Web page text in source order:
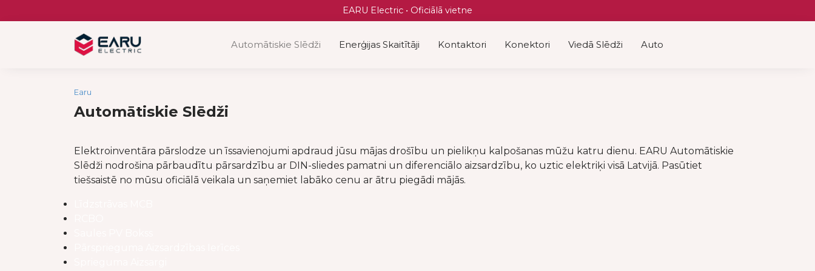
to
EARU Electric • Oficiālā vietne
Automātiskie Slēdži Enerģijas Skaitītāji Kontaktori Konektori Viedā Slēdži Auto
Earu
Automātiskie Slēdži
Elektroinventāra pārslodze un īssavienojumi apdraud jūsu mājas drošību un pielikņu kalpošanas mūžu katru dienu. EARU Automātiskie
Slēdži nodrošina pārbaudītu pārsardzību ar DIN-sliedes pamatni un diferenciālo aizsardzību, ko uztic elektriķi visā Latvijā. Pasūtiet
tiešsaistē no mūsu oficiālā veikala un saņemiet labāko cenu ar ātru piegādi mājās.